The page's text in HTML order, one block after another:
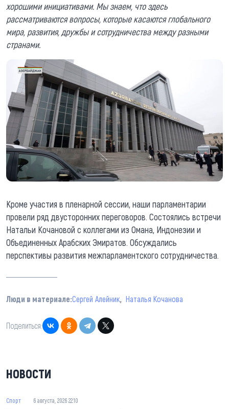
хорошими инициативами. Мы знаем, что здесь
рассматриваются вопросы, которые касаются глобального
мира, развития, дружбы и сотрудничества между разными
странами.
Кроме участия в пленарной сессии, наши парламентарии
провели ряд двусторонних переговоров. Состоялись встречи
Натальи Кочановой с коллегами из Омана, Индонезии и
Объединенных Арабских Эмиратов. Обсуждались
перспективы развития межпарламентского сотрудничества.
Люди в материале:Сергей Алейник Наталья Кочанова
Поделиться:
НОВОСТИ
Спорт 6 августа, 2026 22:10